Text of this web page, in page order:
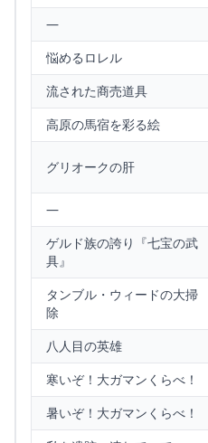
—
悩めるロレル
流された商売道具
高原の馬宿を彩る絵
グリオークの肝
—
ゲルド族の誇り『七宝の武
具』
タンブル・ウィードの大掃
除
八人目の英雄
寒いぞ！大ガマンくらべ！
暑いぞ！大ガマンくらべ！